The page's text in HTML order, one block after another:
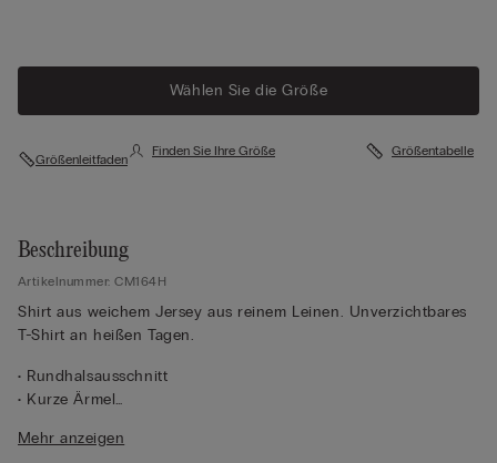
Wählen Sie die Größe
Größenleitfaden
Finden Sie Ihre Größe Größentabelle
Beschreibung
Artikelnummer: CM164H
Shirt aus weichem Jersey aus reinem Leinen. Unverzichtbares
T-Shirt an heißen Tagen.
• Rundhalsausschnitt
• Kurze Ärmel
• Weich fallende Passform
Mehr anzeigen